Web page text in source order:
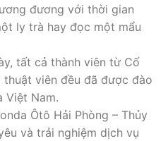
đương với thời gian
ly trà hay đọc một mẩu
tất cả thành viên từ Cố
thuật viên đều đã được đào
Việt Nam.
Ôtô Hải Phòng – Thủy
và trải nghiệm dịch vụ